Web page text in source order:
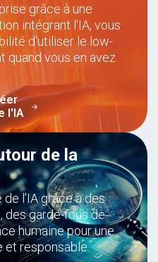
grâce à une
intégrant l'IA, vous
d'utiliser le low-
quand vous en avez
l'IA
de la
l’IA grâce à des
des garde-fous de
humaine pour une
et responsable.